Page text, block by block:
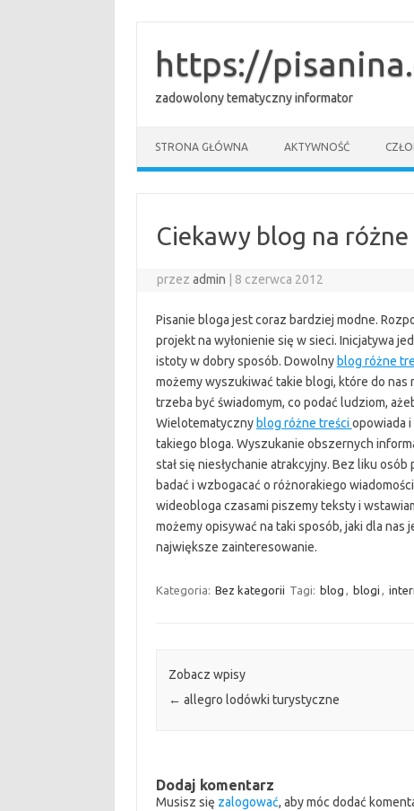
treścihttps://
zadowolony tematyczny informator
STRONA GŁÓWNA AKTYWNOŚĆ
Ciekawy blog na
przezadmin 8 czerwca 2012
Pisanie bloga jest coraz bardziej modne.
projekt na wyłonienie się w sieci. Inicjatywa
istoty w dobry sposób. Dowolny blog różne
możemy wyszukiwać takie blogi, które do nas
trzeba być świadomym, co podać ludziom,
Wielotematyczny blog różne treści opowiada
takiego bloga. Wyszukanie obszernych
stał się niesłychanie atrakcyjny. Bez liku
badać i wzbogacać o różnorakiego
wideobloga czasami piszemy teksty i
możemy opisywać na taki sposób, jaki dla
największe zainteresowanie.
Kategoria: Bez kategorii Tagi: blog , blogi ,
Zobacz wpisy
← allegro lodówki turystyczne
Dodaj komentarz
Musisz się zalogować, aby móc dodać